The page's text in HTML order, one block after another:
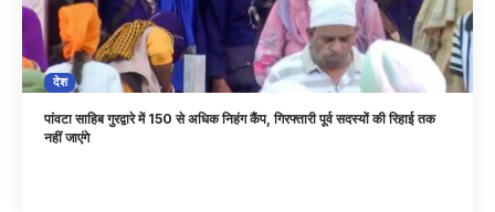
देश
पांवटा साहिब गुरद्वारे में 150 से अधिक निहंग कैंप, गिरफ्तारी पूर्व सदस्यों की रिहाई तक
नहीं जाएंगे